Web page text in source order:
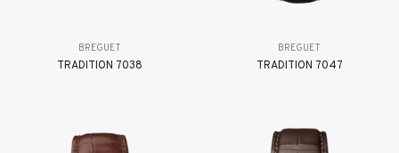
BREGUET
TRADITION 7038
BREGUET
TRADITION 7047